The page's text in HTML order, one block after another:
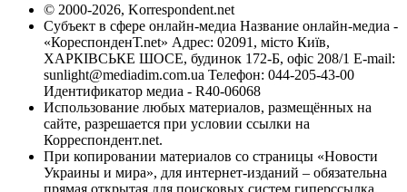
© 2000-2026, Korrespondent.net
Субъект в сфере онлайн-медиа Название онлайн-медиа -
«КореспонденТ.net» Адрес: 02091, місто Київ,
ХАРКІВСЬКЕ ШОСЕ, будинок 172-Б, офіс 208/1 E-mail:
sunlight@mediadim.com.ua Телефон: 044-205-43-00
Идентификатор медиа - R40-06068
Использование любых материалов, размещённых на
сайте, разрешается при условии ссылки на
Корреспондент.net.
При копировании материалов со страницы «Новости
Украины и мира», для интернет-изданий – обязательна
прямая открытая для поисковых систем гиперссылка.